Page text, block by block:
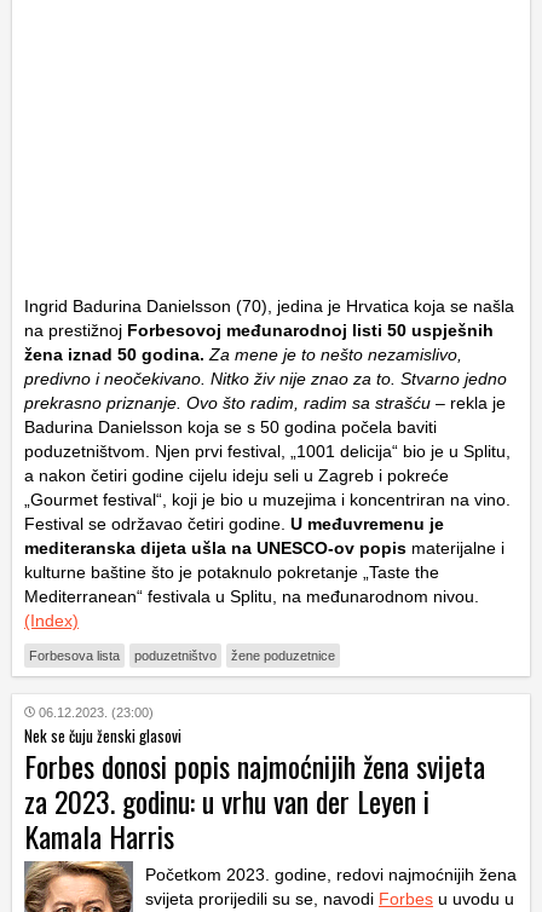
Ingrid Badurina Danielsson (70), jedina je Hrvatica koja se našla
na prestižnoj Forbesovoj međunarodnoj listi 50 uspješnih
žena iznad 50 godina. Za mene je to nešto nezamislivo,
predivno i neočekivano. Nitko živ nije znao za to. Stvarno jedno
prekrasno priznanje. Ovo što radim, radim sa strašću – rekla je
Badurina Danielsson koja se s 50 godina počela baviti
poduzetništvom. Njen prvi festival, „1001 delicija“ bio je u Splitu,
a nakon četiri godine cijelu ideju seli u Zagreb i pokreće
„Gourmet festival“, koji je bio u muzejima i koncentriran na vino.
Festival se održavao četiri godine. U međuvremenu je
mediteranska dijeta ušla na UNESCO-ov popis materijalne i
kulturne baštine što je potaknulo pokretanje „Taste the
Mediterranean“ festivala u Splitu, na međunarodnom nivou.
(Index)
Forbesova lista poduzetništvo žene poduzetnice
06.12.2023. (23:00)
Nek se čuju ženski glasovi
Forbes donosi popis najmoćnijih žena svijeta
za 2023. godinu: u vrhu van der Leyen i
Kamala Harris
Početkom 2023. godine, redovi najmoćnijih žena
svijeta prorijedili su se, navodi Forbes u uvodu u